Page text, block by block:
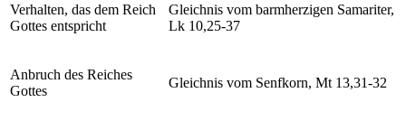
Verhalten, das dem Reich
Gottes entspricht
Gleichnis vom barmherzigen Samariter,
Lk 10,25-37
Anbruch des Reiches
Gottes
Gleichnis vom Senfkorn, Mt 13,31-32